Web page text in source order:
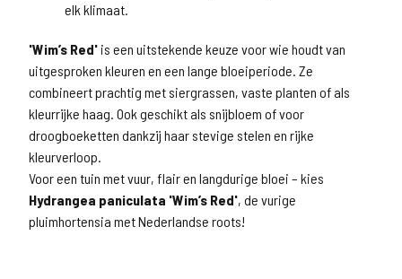
elk klimaat.
'Wim’s Red' is een uitstekende keuze voor wie houdt van
uitgesproken kleuren en een lange bloeiperiode. Ze
combineert prachtig met siergrassen, vaste planten of als
kleurrijke haag. Ook geschikt als snijbloem of voor
droogboeketten dankzij haar stevige stelen en rijke
kleurverloop.
Voor een tuin met vuur, flair en langdurige bloei – kies
Hydrangea paniculata 'Wim’s Red', de vurige
pluimhortensia met Nederlandse roots!